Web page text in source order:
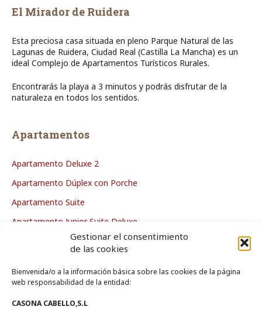
Gestionar el consentimiento
de las cookies
Bienvenida/o a la información básica sobre las cookies de la página
web responsabilidad de la entidad:
CASONA CABELLO,S.L
El Mirador de Ruidera
Esta preciosa casa situada en pleno Parque Natural de las
Lagunas de Ruidera, Ciudad Real (Castilla La Mancha) es un
ideal Complejo de Apartamentos Turísticos Rurales.
Encontrarás la playa a 3 minutos y podrás disfrutar de la
naturaleza en todos los sentidos.
Apartamentos
Apartamento Deluxe 2
Apartamento Dúplex con Porche
Apartamento Suite
Apartamento Junior Suite Deluxe
Apartamento Deluxe
La Casa
Zona de Piscina